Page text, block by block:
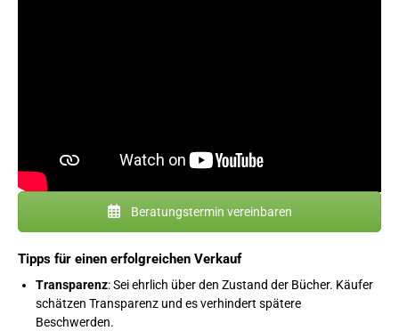
Beratungstermin vereinbaren
Tipps für einen erfolgreichen Verkauf
Transparenz: Sei ehrlich über den Zustand der Bücher. Käufer
schätzen Transparenz und es verhindert spätere
Beschwerden.